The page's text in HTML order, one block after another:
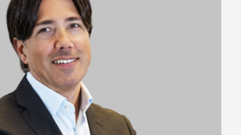
la media dei primi sei mesi degli
rispetto alla quale i volumi attuali
del 40%. L'analisi
un’ulteriore crescita nel
dell'anno, che...